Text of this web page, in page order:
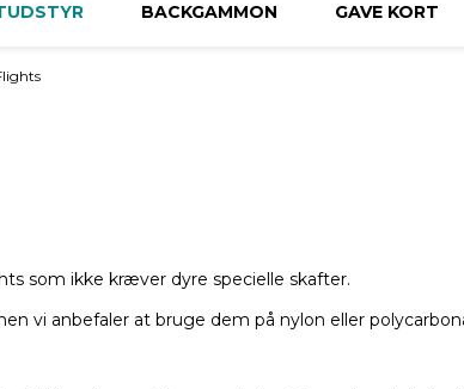
BACKGAMMON GAVE KORT
som ikke kræver dyre specielle skafter.
vi anbefaler at bruge dem på nylon eller